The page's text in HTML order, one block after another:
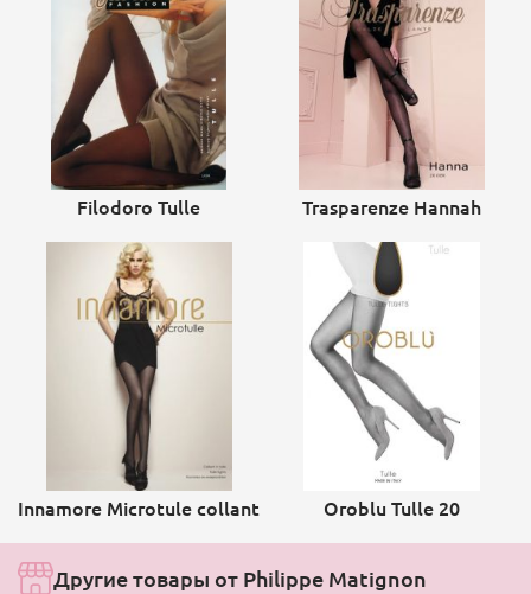
Filodoro Tulle Trasparenze Hannah
Innamore Microtule collant Oroblu Tulle 20
Другие товары от Philippe Matignon